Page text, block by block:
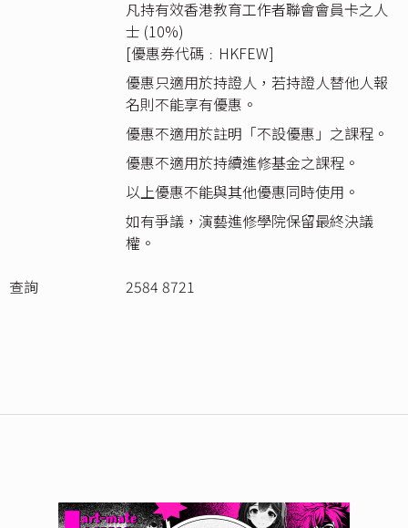
凡持有效香港教育工作者聯會會員卡之人
士 (10%)
[優惠券代碼﹕HKFEW]
優惠只適用於持證人，若持證人替他人報
名則不能享有優惠。
優惠不適用於註明「不設優惠」之課程。
優惠不適用於持續進修基金之課程。
以上優惠不能與其他優惠同時使用。
如有爭議，演藝進修學院保留最終決議
權。
查詢
2584 8721